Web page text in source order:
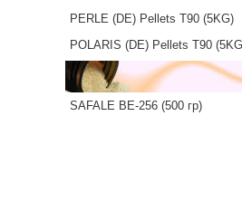
PERLE (DE) Pellets T90 (5KG)
POLARIS (DE) Pellets T90
SAFALE BE-256 (500 гр)